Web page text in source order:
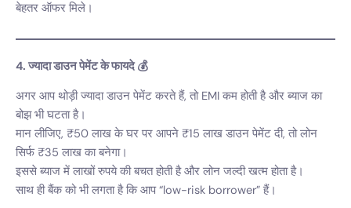
बेहतर ऑफर मिले।
4. ज्यादा डाउन पेमेंट के फायदे 💰
अगर आप थोड़ी ज्यादा डाउन पेमेंट करते हैं, तो EMI कम होती है और ब्याज का
बोझ भी घटता है।
मान लीजिए, ₹50 लाख के घर पर आपने ₹15 लाख डाउन पेमेंट दी, तो लोन
सिर्फ ₹35 लाख का बनेगा।
इससे ब्याज में लाखों रुपये की बचत होती है और लोन जल्दी खत्म होता है।
साथ ही बैंक को भी लगता है कि आप “low-risk borrower” हैं।